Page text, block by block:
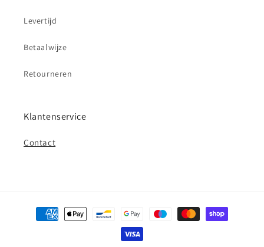
Levertijd
Betaalwijze
Retourneren
Klantenservice
Contact
Betaalmethoden